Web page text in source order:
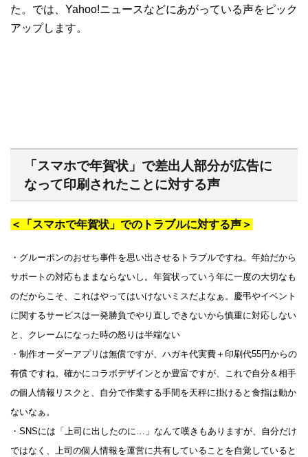
た。では、Yahoo!ニュースなどにあがっている声をピック
アップします。
「スマホで年賀状」で差出人部分が広告に
なって印刷されたことに対する声
＜「スマホで年賀状」でのトラブルに対する声＞
・グルーポンのおせち事件を思い出させるトラブルですね。年始だから
サポートの対応もままならないし。年賀状っていう年に一度の大切なも
のだからこそ、これはやってはいけないミスだよなぁ。慶弔やイベント
に関するサービスは一発勝負でやり直しできないから慎重に対応しない
と、クレームになった時の怒りは半端ない
・制作オーダーアプリは無償ですが、ハガキ代実費＋印刷代55円からの
有償ですね。確かにコラボデザインとか豊富ですが、これで自分＆相手
の個人情報リスクと、自分で作業する手間を天秤に掛けると食指は動か
ないなぁ。
・SNSには「上司に出したのに…」なんて嘆きもありますが、自分だけ
ではなく、上司の個人情報を運営に共有していることを自覚していると